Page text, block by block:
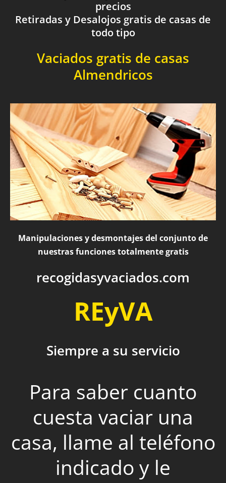
precios
Retiradas y Desalojos gratis de casas de
todo tipo
Vaciados gratis de casas
Almendricos
Manipulaciones y desmontajes del conjunto de
nuestras funciones totalmente gratis
recogidasyvaciados.com
REyVA
Siempre a su servicio
Para saber cuanto
cuesta vaciar una
casa, llame al teléfono
indicado y le